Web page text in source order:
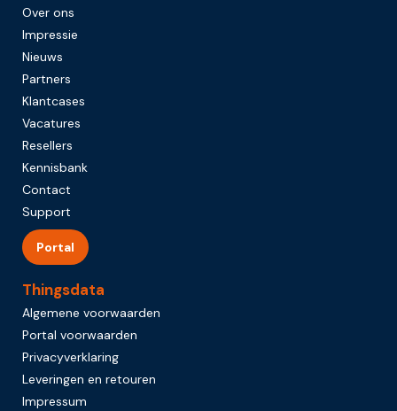
Over ons
Impressie
Nieuws
Partners
Klantcases
Vacatures
Resellers
Kennisbank
Contact
Support
Portal
Thingsdata
Algemene voorwaarden
Portal voorwaarden
Privacyverklaring
Leveringen en retouren
Impressum